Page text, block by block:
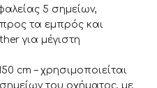
5 σημείων,
τα εμπρός και
για μέγιστη
cm – χρησιμοποιείται
του οχήματος, με